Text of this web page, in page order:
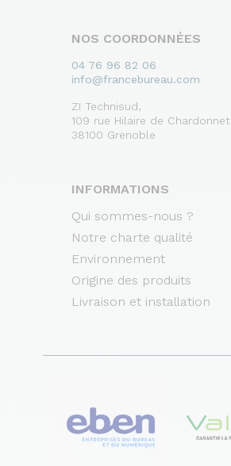
NOS COORDONNÉES
04 76 96 82 06
info@francebureau.com
ZI Technisud,
109 rue Hilaire de Chardonnet
38100 Grenoble
INFORMATIONS
Qui sommes-nous ?
Notre charte qualité
Environnement
Origine des produits
Livraison et installation